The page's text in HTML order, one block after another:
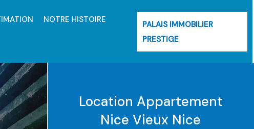
NOTRE HISTOIRE
PALAIS IMMOBILIER
PRESTIGE
Location Appartement
Nice Vieux Nice